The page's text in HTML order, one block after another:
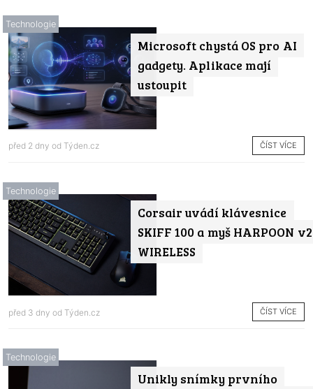
Microsoft chystá OS pro AI
gadgety. Aplikace mají
ustoupit
Technologie
před 2 dny od Týden.cz ČÍST VÍCE
Corsair uvádí klávesnice
SKIFF 100 a myš HARPOON v2
WIRELESS
Technologie
před 3 dny od Týden.cz ČÍST VÍCE
Unikly snímky prvního
Technologie